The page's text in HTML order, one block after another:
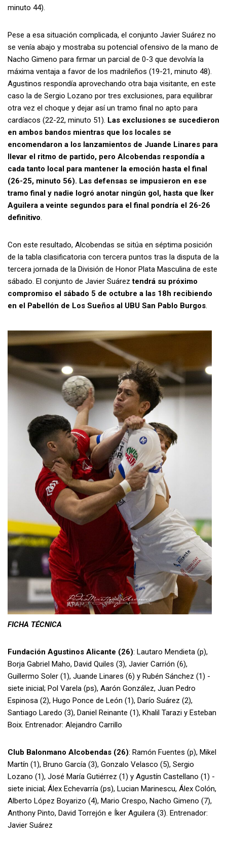
minuto 44).
Pese a esa situación complicada, el conjunto Javier Suárez no
se venía abajo y mostraba su potencial ofensivo de la mano de
Nacho Gimeno para firmar un parcial de 0-3 que devolvía la
máxima ventaja a favor de los madrileños (19-21, minuto 48).
Agustinos respondía aprovechando otra baja visitante, en este
caso la de Sergio Lozano por tres exclusiones, para equilibrar
otra vez el choque y dejar así un tramo final no apto para
cardíacos (22-22, minuto 51). Las exclusiones se sucedieron
en ambos bandos mientras que los locales se
encomendaron a los lanzamientos de Juande Linares para
llevar el ritmo de partido, pero Alcobendas respondía a
cada tanto local para mantener la emoción hasta el final
(26-25, minuto 56). Las defensas se impusieron en ese
tramo final y nadie logró anotar ningún gol, hasta que Íker
Aguilera a veinte segundos para el final pondría el 26-26
definitivo.
Con este resultado, Alcobendas se sitúa en séptima posición
de la tabla clasificatoria con tercera puntos tras la disputa de la
tercera jornada de la División de Honor Plata Masculina de este
sábado. El conjunto de Javier Suáreztendrá su próximo
compromiso el sábado 5 de octubre a las 18h recibiendo
en el Pabellón de Los Sueños al UBU San Pablo Burgos.
FICHA TÉCNICA
Fundación Agustinos Alicante (26): Lautaro Mendieta (p),
Borja Gabriel Maho, David Quiles (3), Javier Carrión (6),
Guillermo Soler (1), Juande Linares (6) y Rubén Sánchez (1) -
siete inicial; Pol Varela (ps), Aarón González, Juan Pedro
Espinosa (2), Hugo Ponce de León (1), Darío Suárez (2),
Santiago Laredo (3), Daniel Reinante (1), Khalil Tarazi y Esteban
Boix. Entrenador: Alejandro Carrillo
Club Balonmano Alcobendas (26): Ramón Fuentes (p), Mikel
Martín (1), Bruno García (3), Gonzalo Velasco (5), Sergio
Lozano (1), José María Gutiérrez (1) y Agustín Castellano (1) -
siete inicial; Álex Echevarría (ps), Lucian Marinescu, Álex Colón,
Alberto López Boyarizo (4), Mario Crespo, Nacho Gimeno (7),
Anthony Pinto, David Torrejón e Íker Aguilera (3). Entrenador:
Javier Suárez